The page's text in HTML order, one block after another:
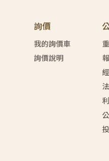
詢價
我的詢價車
詢價說明